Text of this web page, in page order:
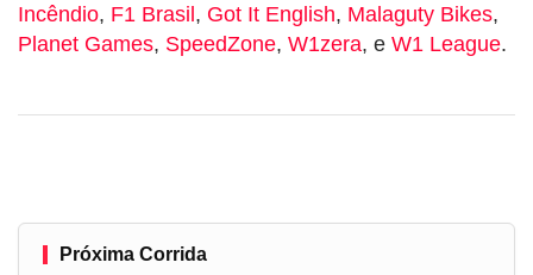
Incêndio, F1 Brasil, Got It English, Malaguty Bikes,
Planet Games, SpeedZone, W1zera, e W1 League.
Próxima Corrida